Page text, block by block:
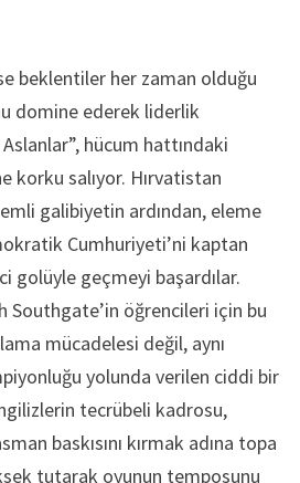
beklentiler her zaman olduğu
domine ederek liderlik
hücum hattındaki
korku salıyor. Hırvatistan
galibiyetin ardından, eleme
Cumhuriyeti’ni kaptan
golüyle geçmeyi başardılar.
Southgate’in öğrencileri için bu
mücadelesi değil, aynı
yolunda verilen ciddi bir
tecrübeli kadrosu,
baskısını kırmak adına topa
tutarak oyunun temposunu